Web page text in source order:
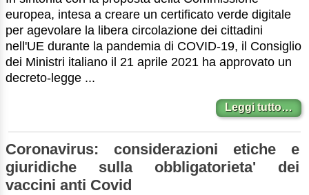
europea, intesa a creare un certificato verde digitale
per agevolare la libera circolazione dei cittadini
nell'UE durante la pandemia di COVID-19, il Consiglio
dei Ministri italiano il 21 aprile 2021 ha approvato un
decreto-legge ...
Leggi tutto…
Coronavirus: considerazioni etiche e
giuridiche sulla obbligatorieta' dei
vaccini anti Covid